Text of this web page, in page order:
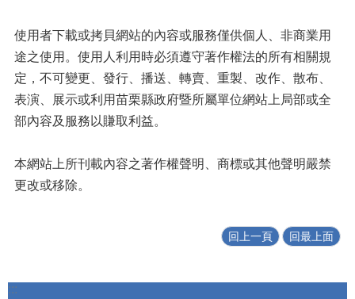
使用者下載或拷貝網站的內容或服務僅供個人、非商業用
途之使用。使用人利用時必須遵守著作權法的所有相關規
定，不可變更、發行、播送、轉賣、重製、改作、散布、
表演、展示或利用苗栗縣政府暨所屬單位網站上局部或全
部內容及服務以賺取利益。
本網站上所刊載內容之著作權聲明、商標或其他聲明嚴禁
更改或移除。
回上一頁 回最上面
:::